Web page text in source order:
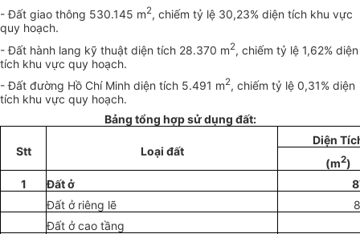
- Đất giao thông 530.145 m2, chiếm tỷ lệ 30,23% diện tích khu vực
quy hoạch.
- Đất hành lang kỹ thuật diện tích 28.370 m2, chiếm tỷ lệ 1,62% diện
tích khu vực quy hoạch.
- Đất đường Hồ Chí Minh diện tích 5.491 m2, chiếm tỷ lệ 0,31% diện
tích khu vực quy hoạch.
Bảng tổng hợp sử dụng đất:
Stt Loại đất
Diện
(m2)
1
Đất ở
Đất ở riêng lẽ
Đất ở cao tầng